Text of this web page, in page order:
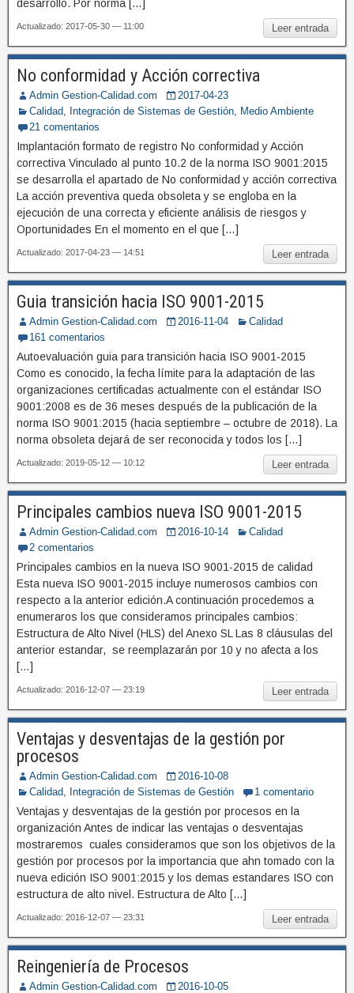
desarrollo. Por norma […]
Leer entrada
Actualizado: 2017-05-30 — 11:00
No conformidad y Acción correctiva
Admin Gestion-Calidad.com
2017-04-23
Calidad, Integración de Sistemas de Gestión, Medio Ambiente
21 comentarios
Implantación formato de registro No conformidad y Acción
correctiva Vinculado al punto 10.2 de la norma ISO 9001:2015
se desarrolla el apartado de No conformidad y acción correctiva
La acción preventiva queda obsoleta y se engloba en la
ejecución de una correcta y eficiente análisis de riesgos y
Oportunidades En el momento en el que […]
Leer entrada
Actualizado: 2017-04-23 — 14:51
Guia transición hacia ISO 9001-2015
Admin Gestion-Calidad.com 2016-11-04
Calidad
161 comentarios
Autoevaluación guia para transición hacia ISO 9001-2015
Como es conocido, la fecha límite para la adaptación de las
organizaciones certificadas actualmente con el estándar ISO
9001:2008 es de 36 meses después de la publicación de la
norma ISO 9001:2015 (hacia septiembre – octubre de 2018). La
norma obsoleta dejará de ser reconocida y todos los […]
Leer entrada
Actualizado: 2019-05-12 — 10:12
Principales cambios nueva ISO 9001-2015
Admin Gestion-Calidad.com 2016-10-14
Calidad
2 comentarios
Principales cambios en la nueva ISO 9001-2015 de calidad
Esta nueva ISO 9001-2015 incluye numerosos cambios con
respecto a la anterior edición.A continuación procedemos a
enumeraros los que consideramos principales cambios:
Estructura de Alto Nivel (HLS) del Anexo SL Las 8 cláusulas del
anterior estandar, se reemplazarán por 10 y no afecta a los
[…]
Leer entrada
Actualizado: 2016-12-07 — 23:19
Ventajas y desventajas de la gestión por
procesos
Admin Gestion-Calidad.com
2016-10-08
Calidad, Integración de Sistemas de Gestión 1 comentario
Ventajas y desventajas de la gestión por procesos en la
organización Antes de indicar las ventajas o desventajas
mostraremos cuales consideramos que son los objetivos de la
gestión por procesos por la importancia que ahn tomado con la
nueva edición ISO 9001:2015 y los demas estandares ISO con
estructura de alto nivel. Estructura de Alto […]
Leer entrada
Actualizado: 2016-12-07 — 23:31
Reingeniería de Procesos
Admin Gestion-Calidad.com
2016-10-05